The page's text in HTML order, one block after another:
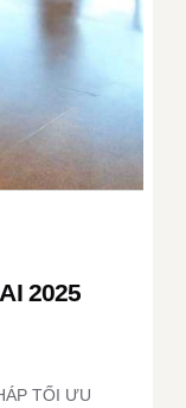
2025
TỐI ƯU